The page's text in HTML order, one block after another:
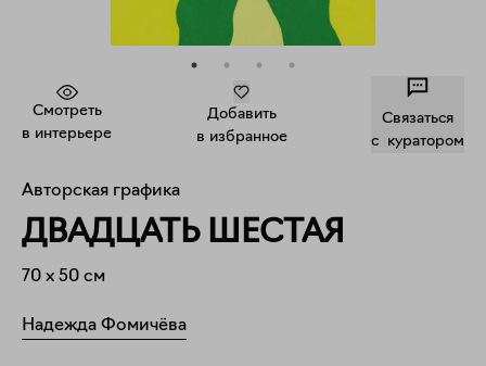
Смотреть
в интерьере
Добавить
в избранное
Связаться
c куратором
Авторская графика
ДВАДЦАТЬ ШЕСТАЯ
70 x 50 см
Надежда Фомичёва